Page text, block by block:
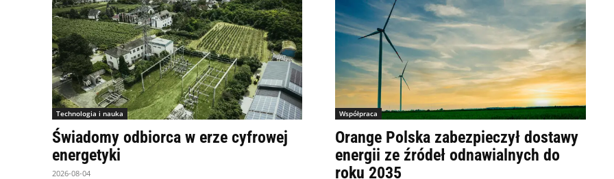
Technologia i nauka
Świadomy odbiorca w erze cyfrowej
energetyki
2026-08-04
Współpraca
Orange Polska zabezpieczył dostawy
energii ze źródeł odnawialnych do
roku 2035